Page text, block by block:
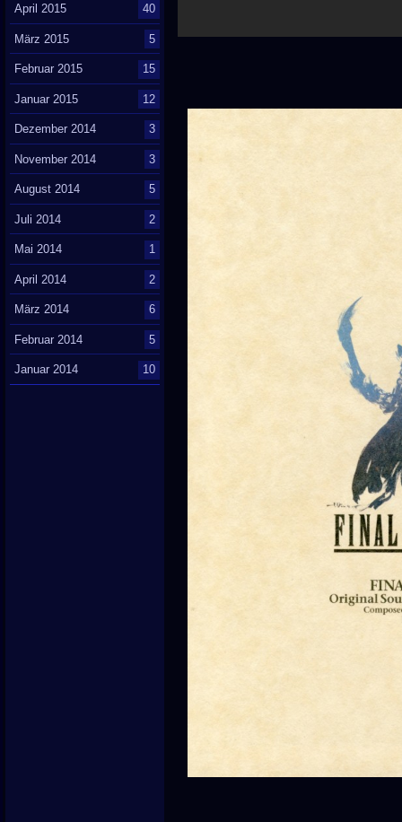
April 2015 40
März 2015 5
Februar 2015 15
Januar 2015 12
Dezember 2014 3
November 2014 3
August 2014 5
Juli 2014 2
Mai 2014 1
April 2014 2
März 2014 6
Februar 2014 5
Januar 2014 10